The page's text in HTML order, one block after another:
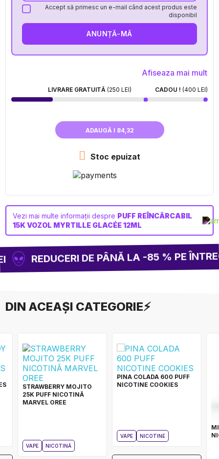
de intensitate, ai control total asupra vape-ului tău.
Pe scurt, un mix perfect între plăcere, etică și
performanță.
Accept să primesc un e-mail când acest produs este
disponibil
ANUNȚĂ-MĂ
Afiseaza mai mult
LIVRARE GRATUITĂ(250 LEI) CADOU ! (400 LEI)
ADAUGĂ I 84,32
 Stoc epuizat
Vezi mai multe informații despre PUFF REÎNCĂRCABIL
15K VOZOL MYRTILLE GLACÉE 12ML
REDUCERI DE PÂNĂ LA -85 % PE
DIN ACEAȘI CATEGORIE⚡
STRAWBERRY MOJITO
25K PUFF NICOTINĂ
MARVEL OREE
VAPE NICOTINĂ
PINA COLADA 600 PUFF
NICOTINE COOKIES
VAPE NICOTINE